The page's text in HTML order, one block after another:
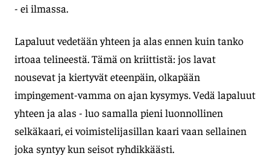
- ei ilmassa.
Lapaluut vedetään yhteen ja alas ennen kuin tanko
irtoaa telineestä. Tämä on kriittistä: jos lavat
nousevat ja kiertyvät eteenpäin, olkapään
impingement-vamma on ajan kysymys. Vedä lapaluut
yhteen ja alas - luo samalla pieni luonnollinen
selkäkaari, ei voimistelijasillan kaari vaan sellainen
joka syntyy kun seisot ryhdikkäästi.